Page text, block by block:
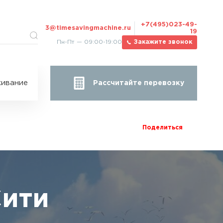
3@timesavingmachine.ru
+7(495)023-49-
19
Пн-Пт — 09:00-19:00
Закажите звонок
Рассчитайте перевозку
Поделиться